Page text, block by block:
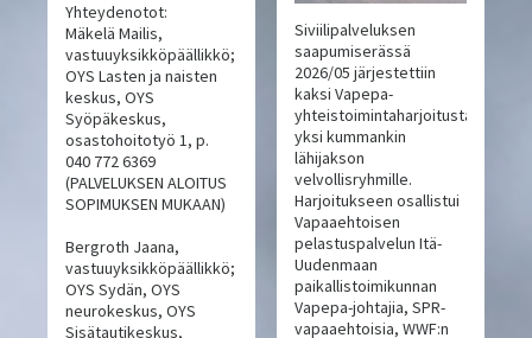
Yhteydenotot:
Mäkelä Mailis,
vastuuyksikköpäällikkö;
OYS Lasten ja naisten
keskus, OYS
Syöpäkeskus,
osastohoitotyö 1, p.
040 772 6369
(PALVELUKSEN ALOITUS
SOPIMUKSEN MUKAAN)
Bergroth Jaana,
vastuuyksikköpäällikkö;
OYS Sydän, OYS
neurokeskus, OYS
Sisätautikeskus,
Siviilipalveluksen
saapumiserässä
2026/05 järjestettiin
kaksi Vapepa-
yhteistoimintaharjoitusta,
yksi kummankin
lähijakson
velvollisryhmille.
Harjoitukseen osallistui
Vapaaehtoisen
pelastuspalvelun Itä-
Uudenmaan
paikallistoimikunnan
Vapepa-johtajia, SPR-
vapaaehtoisia, WWF:n